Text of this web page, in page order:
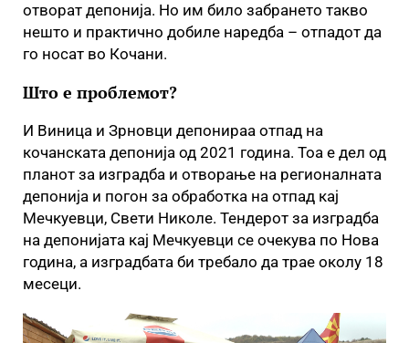
отворат депонија. Но им било забрането такво
нешто и практично добиле наредба – отпадот да
го носат во Кочани.
Што е проблемот?
И Виница и Зрновци депонираа отпад на
кочанската депонија од 2021 година. Тоа е дел од
планот за изградба и отворање на регионалната
депонија и погон за обработка на отпад кај
Мечкуевци, Свети Николе. Тендерот за изградба
на депонијата кај Мечкуевци се очекува по Нова
година, а изградбата би требало да трае околу 18
месеци.